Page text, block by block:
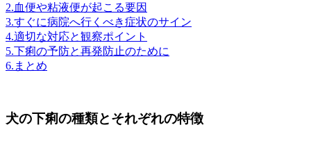
2.血便や粘液便が起こる要因
3.すぐに病院へ行くべき症状のサイン
4.適切な対応と観察ポイント
5.下痢の予防と再発防止のために
6.まとめ
犬の下痢の種類とそれぞれの特徴